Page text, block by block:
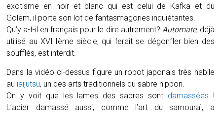
exotisme en noir et blanc qui est celui de Kafka et du
Golem, il porte son lot de fantasmagories inquiétantes.
Qu’y a-t-il en français pour le dire autrement? Automate, déjà
utilisé au XVIIIème siècle, qui ferait se dégonfler bien des
soufflés, est interdit.
Dans la vidéo ci-dessus figure un robot japonais très habile
au iaijutsu, un des arts traditionnels du sabre nippon.
On y voit que les lames des sabres sont damassées !
L’acier damassé aussi, comme l’art du samouraï, a